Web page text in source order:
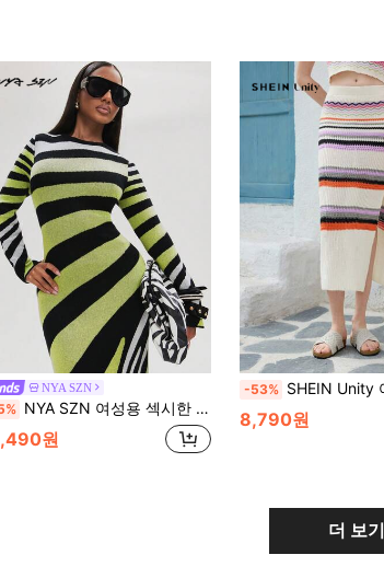
NYA SZN
NYA SZN 여성용 섹시한 스트리트 스타일 스트라이프 컬러블록 긴팔 백 슬릿 드레스
원
-53% SHEIN Unity 여성용 니트 풀오버 & 스커트 세트,
8,790원
더 보기